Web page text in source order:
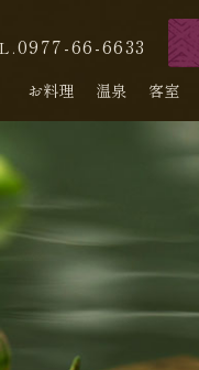
お料理 温泉 客室
0977-66-6633